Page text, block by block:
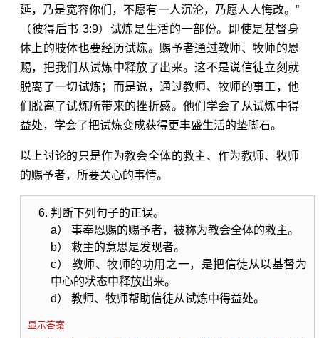
延，乃是宽容你们，不愿有一人沉沦，乃愿人人悔改。”
（彼得后书 3:9）试炼是生活的一部份。即使是基督身
体上的肢体也要经历试炼。赐予者通过教师、牧师的恩
赐，把我们从试炼中释放了出来。这不是说信徒立刻就
脱离了一切试炼；而是说，通过教师、牧师的事工，他
们脱离了试炼所带来的挫折感。他们学会了从试炼中得
益处，学会了把试炼变成获得更丰盛生活的垫脚石。
以上讨论的只是作为教会全体的救主、作为教师、牧师
的赐予者，所要关心的事情。
判断下列句子的正误。
a） 事奉恩赐的赐予者，被称为教会全体的救主。
b） 救主的意思是发现者。
c） 教师、牧师的功用之一，是把信徒从以基督为
中心的状态中释放出来。
d） 教师、牧师帮助信徒从试炼中得益处。
显示答案